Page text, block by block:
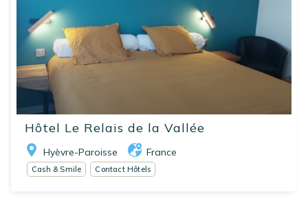
Hôtel Le Relais de la Vallée
Hyèvre-Paroisse France
Cash & Smile Contact Hôtels